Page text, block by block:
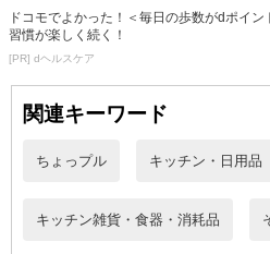
ドコモでよかった！＜毎日の歩数がdポイ
習慣が楽しく続く！
[PR] dヘルスケア
関連キーワード
ちょっプル キッチン・日用品
キッチン雑貨・食器・消耗品